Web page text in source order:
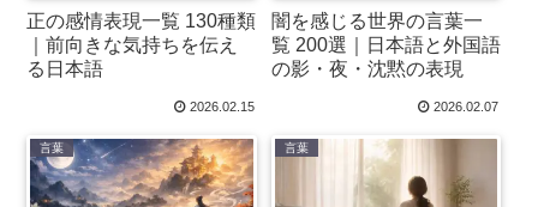
正の感情表現一覧 130種類
｜前向きな気持ちを伝え
る日本語
2026.02.15
闇を感じる世界の言葉一
覧 200選｜日本語と外国語
の影・夜・沈黙の表現
2026.02.07
言葉 言葉